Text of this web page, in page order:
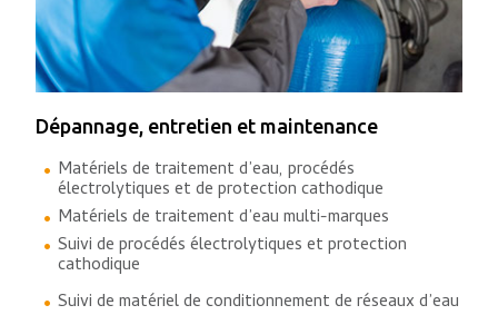
Dépannage, entretien et maintenance
Matériels de traitement d’eau, procédés
électrolytiques et de protection cathodique
Matériels de traitement d’eau multi-marques
Suivi de procédés électrolytiques et protection
cathodique
Suivi de matériel de conditionnement de réseaux d’eau